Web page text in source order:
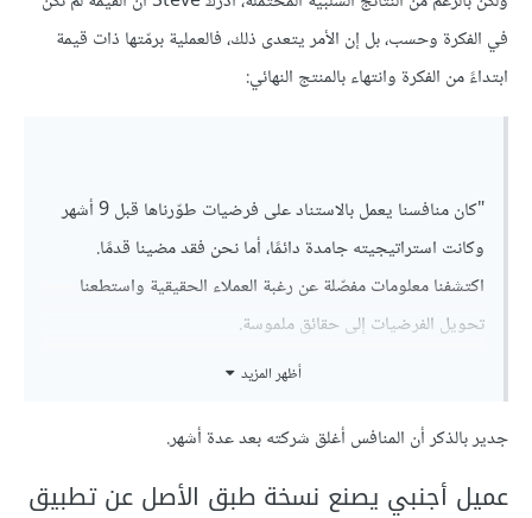
في الفكرة وحسب، بل إن الأمر يتعدى ذلك، فالعملية برمّتها ذات قيمة
ابتداءً من الفكرة وانتهاء بالمنتج النهائي:
"كان منافسنا يعمل بالاستناد على فرضيات طوّرناها قبل 9 أشهر
وكانت استراتيجيته جامدة دائمًا، أما نحن فقد مضينا قدمًا.
اكتشفنا معلومات مفصّلة عن رغبة العملاء الحقيقية واستطعنا
تحويل الفرضيات إلى حقائق ملموسة.
تمكّنا كذلك من إثبات توقعاتنا الجديدة عن طريق مجموعة من
الأنظمة، وقمنا
بإعادة تمحور
نموذجنا الربحي أيضًا. لم تكن أفكارنا
الأولى سوى مجموعة من الفرضيات غير المجربة. والحق يقال، لم
نعد الشركة التي كانت في الشرائح المسروقة".
أظهر المزيد
جدير بالذكر أن المنافس أغلق شركته بعد عدة أشهر.
عميل أجنبي يصنع نسخة طبق الأصل عن تطبيق